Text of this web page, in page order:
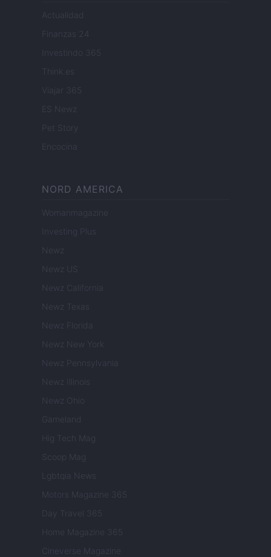
Actualidad
Finanzas 24
Investindo 365
Think.es
Viajar 365
ES Newz
Encocina
NORD AMERICA
Womanmagazine
Investing Plus
Newz
Newz US
Newz California
Newz Texas
Newz Florida
Newz New York
Newz Pennsylvania
Newz Illinois
Newz Ohio
Gameland
Hig Tech Mag
Scoop Mag
Lgbtqia News
Motors Magazine 365
Day Travel 365
Home Magazine 365
Cineverse Magazine